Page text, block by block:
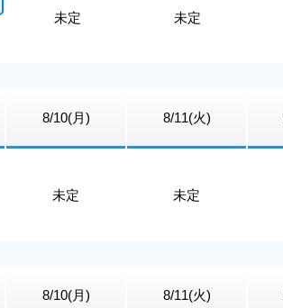
未定 未定
8/10(月) 8/11(火)
未定 未定
8/10(月) 8/11(火)